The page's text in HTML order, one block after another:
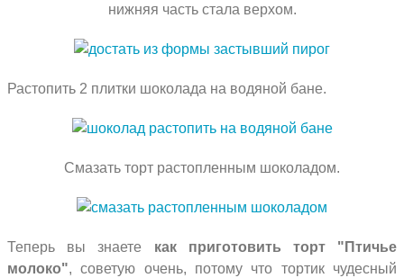
нижняя часть стала верхом.
Растопить 2 плитки шоколада на водяной бане.
Смазать торт растопленным шоколадом.
Теперь вы знаете как приготовить торт "Птичье
молоко", советую очень, потому что тортик чудесный